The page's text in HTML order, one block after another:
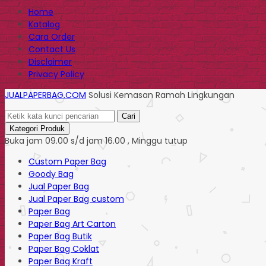
Home
Katalog
Cara Order
Contact Us
Disclaimer
Privacy Policy
JUALPAPERBAG.COM Solusi Kemasan Ramah Lingkungan
Cari
Kategori Produk
Buka jam 09.00 s/d jam 16.00 , Minggu tutup
Custom Paper Bag
Goody Bag
Jual Paper Bag
Jual Paper Bag custom
Paper Bag
Paper Bag Art Carton
Paper Bag Butik
Paper Bag Coklat
Paper Bag Kraft